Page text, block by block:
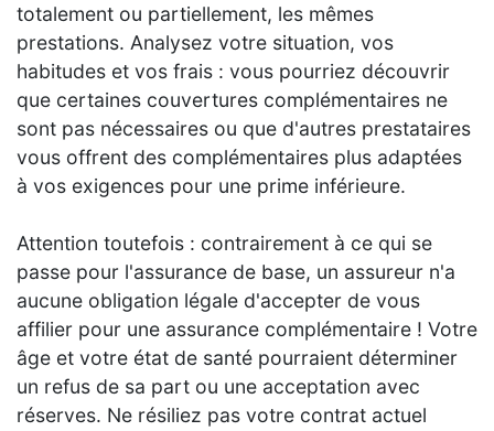
totalement ou partiellement, les mêmes
prestations. Analysez votre situation, vos
habitudes et vos frais : vous pourriez découvrir
que certaines couvertures complémentaires ne
sont pas nécessaires ou que d'autres prestataires
vous offrent des complémentaires plus adaptées
à vos exigences pour une prime inférieure.
Attention toutefois : contrairement à ce qui se
passe pour l'assurance de base, un assureur n'a
aucune obligation légale d'accepter de vous
affilier pour une assurance complémentaire ! Votre
âge et votre état de santé pourraient déterminer
un refus de sa part ou une acceptation avec
réserves. Ne résiliez pas votre contrat actuel